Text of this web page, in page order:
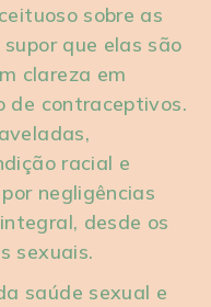
sobre as
que elas são
clareza em
de contraceptivos.
racial e
negligências
desde os
sexuais.
saúde sexual e